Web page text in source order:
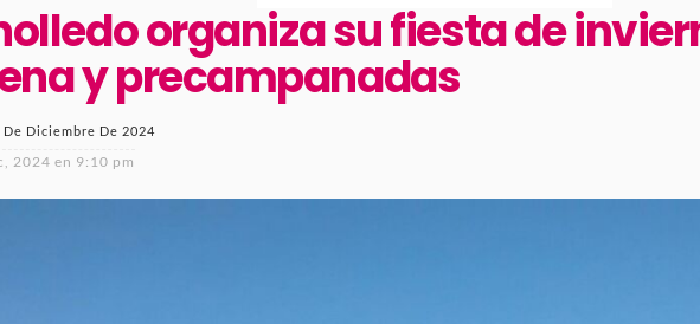
organiza su fiesta de
y precampanadas
De Diciembre De 2024
2024 en 9:10 pm